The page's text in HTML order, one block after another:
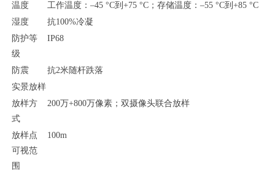
温度
工作温度： –45 °C到+75 °C；存储温度：–55 °C到+85 °C
湿度
抗100%冷凝
防护等
级
IP68
防震 抗2米随杆跌落
实景放样
放样方
式
200万+800万像素；双摄像头联合放样
放样点
可视范
围
100m